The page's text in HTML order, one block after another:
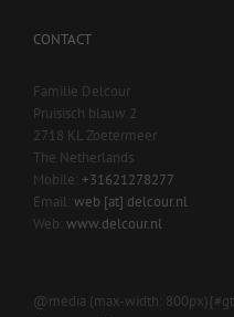
CONTACT
Familie Delcour
Pruisisch blauw 2
2718 KL Zoetermeer
The Netherlands
Mobile: +31621278277
Email: web [at] delcour.nl
Web: www.delcour.nl
@media (max-width: